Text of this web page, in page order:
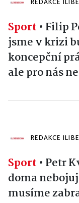
REDAKCE
Sport • Filip
jsme v krizi
koncepční
ale pro nás
REDAKCE
Sport • Petr
doma
musíme